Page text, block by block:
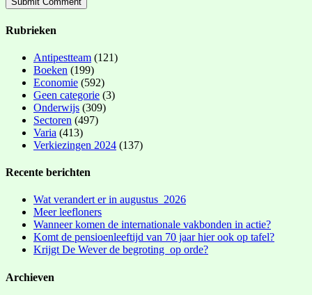
Rubrieken
Antipestteam (121)
Boeken (199)
Economie (592)
Geen categorie (3)
Onderwijs (309)
Sectoren (497)
Varia (413)
Verkiezingen 2024 (137)
Recente berichten
Wat verandert er in augustus 2026
Meer leefloners
Wanneer komen de internationale vakbonden in actie?
Komt de pensioenleeftijd van 70 jaar hier ook op tafel?
Krijgt De Wever de begroting op orde?
Archieven